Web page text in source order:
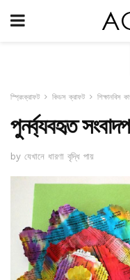
স্প্রিংক্রাফট কিডস ক্রাফট শিক্ষানবিস
পুনর্ব্যবহৃত
by যেখানে ধারণা বৃদ্ধি পায়